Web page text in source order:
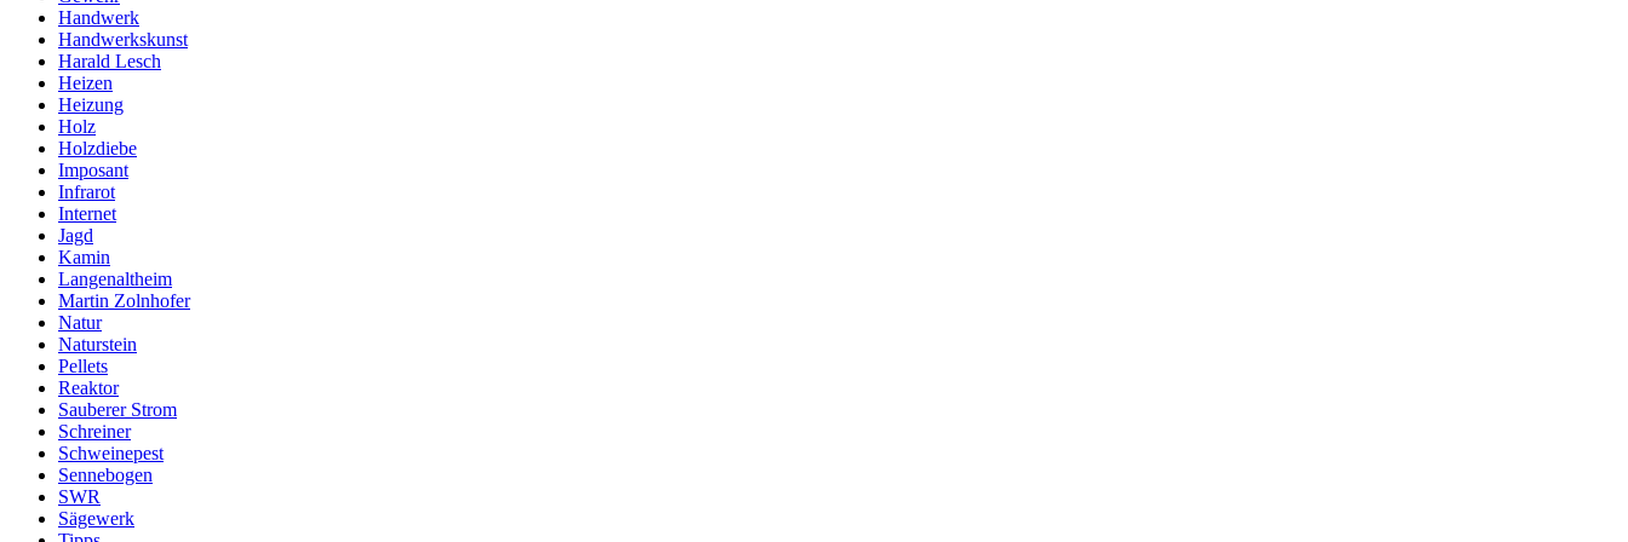
Handwerk
Handwerkskunst
Harald Lesch
Heizen
Heizung
Holz
Holzdiebe
Imposant
Infrarot
Internet
Jagd
Kamin
Langenaltheim
Martin Zolnhofer
Natur
Naturstein
Pellets
Reaktor
Sauberer Strom
Schreiner
Schweinepest
Sennebogen
SWR
Sägewerk